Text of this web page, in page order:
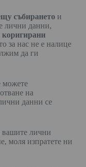
събиранетои
лични данни,
коригирани
за нас не е налице
да ги
можете
на
данни се
вашите лични
моля изпратете ни